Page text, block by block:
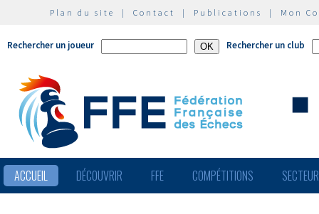
Plan du site | Contact | Publications | Mon
Rechercher un joueur Rechercher un club
ACCUEIL DÉCOUVRIR FFE COMPÉTITIONS